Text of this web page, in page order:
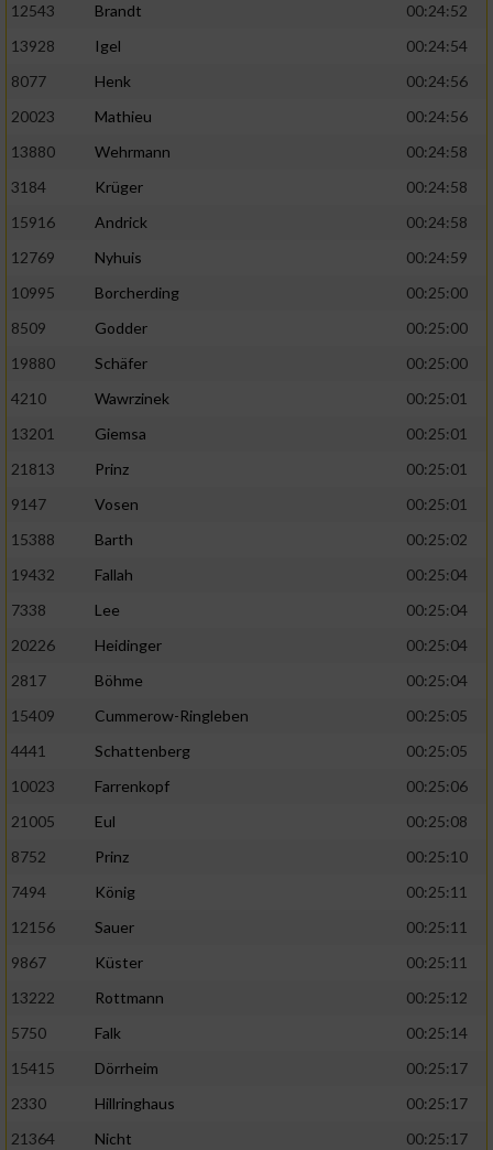
12543
Brandt
00:24:52
13928
Igel
00:24:54
8077
Henk
00:24:56
20023
Mathieu
00:24:56
13880
Wehrmann
00:24:58
3184
Krüger
00:24:58
15916
Andrick
00:24:58
12769
Nyhuis
00:24:59
10995
Borcherding
00:25:00
8509
Godder
00:25:00
19880
Schäfer
00:25:00
4210
Wawrzinek
00:25:01
13201
Giemsa
00:25:01
21813
Prinz
00:25:01
9147
Vosen
00:25:01
15388
Barth
00:25:02
19432
Fallah
00:25:04
7338
Lee
00:25:04
20226
Heidinger
00:25:04
2817
Böhme
00:25:04
15409
Cummerow-Ringleben
00:25:05
4441
Schattenberg
00:25:05
10023
Farrenkopf
00:25:06
21005
Eul
00:25:08
8752
Prinz
00:25:10
7494
König
00:25:11
12156
Sauer
00:25:11
9867
Küster
00:25:11
13222
Rottmann
00:25:12
5750
Falk
00:25:14
15415
Dörrheim
00:25:17
2330
Hillringhaus
00:25:17
21364
Nicht
00:25:17